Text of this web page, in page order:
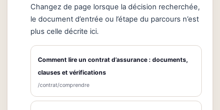
Changez de page lorsque la décision recherchée,
le document d’entrée ou l’étape du parcours n’est
plus celle décrite ici.
Comment lire un contrat d’assurance : documents,
clauses et vérifications
/contrat/comprendre